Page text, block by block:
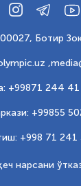
Ботир
,
+99871 244
+99855
+998 71
нарсани